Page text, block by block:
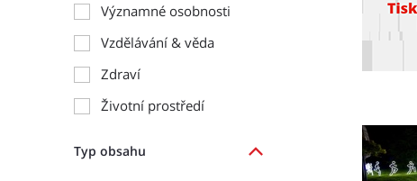
Významné osobnosti
Vzdělávání & věda
Zdraví
Životní prostředí
Typ obsahu